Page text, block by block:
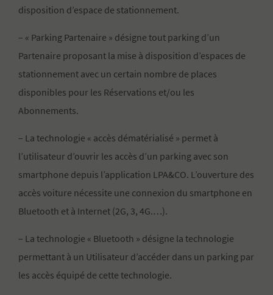
disposition d’espace de stationnement.
– « Parking Partenaire » désigne tout parking d’un
Partenaire proposant la mise à disposition d’espaces de
stationnement avec un certain nombre de places
disponibles pour les Réservations et/ou les
Abonnements.
– La technologie « accès dématérialisé » permet à
l’utilisateur d’ouvrir les accès d’un parking avec son
smartphone depuis l’application LPA&CO. L’ouverture des
accès voiture nécessite une connexion du smartphone en
Bluetooth et à Internet (2G, 3, 4G.…).
– La technologie « Bluetooth » désigne la technologie
permettant à un Utilisateur d’accéder dans un parking par
les accès équipé de cette technologie.